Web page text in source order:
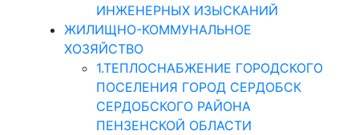
ИНЖЕНЕРНЫХ ИЗЫСКАНИЙ
ЖИЛИЩНО-КОММУНАЛЬНОЕ
ХОЗЯЙСТВО
1.ТЕПЛОСНАБЖЕНИЕ ГОРОДСКОГО
ПОСЕЛЕНИЯ ГОРОД СЕРДОБСК
СЕРДОБСКОГО РАЙОНА
ПЕНЗЕНСКОЙ ОБЛАСТИ